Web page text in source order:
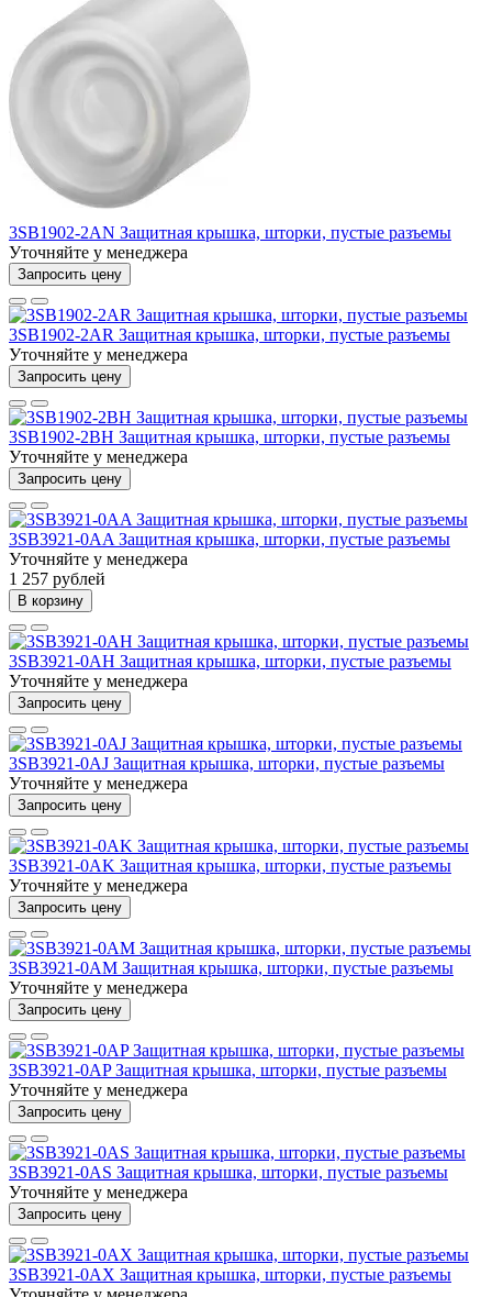
3SB1902-2AN Защитная крышка, шторки, пустые разъемы
Уточняйте у менеджера
Запросить цену
3SB1902-2AR Защитная крышка, шторки, пустые разъемы
Уточняйте у менеджера
Запросить цену
3SB1902-2BH Защитная крышка, шторки, пустые разъемы
Уточняйте у менеджера
Запросить цену
3SB3921-0AA Защитная крышка, шторки, пустые разъемы
Уточняйте у менеджера
1 257 рублей
В корзину
3SB3921-0AH Защитная крышка, шторки, пустые разъемы
Уточняйте у менеджера
Запросить цену
3SB3921-0AJ Защитная крышка, шторки, пустые разъемы
Уточняйте у менеджера
Запросить цену
3SB3921-0AK Защитная крышка, шторки, пустые разъемы
Уточняйте у менеджера
Запросить цену
3SB3921-0AM Защитная крышка, шторки, пустые разъемы
Уточняйте у менеджера
Запросить цену
3SB3921-0AP Защитная крышка, шторки, пустые разъемы
Уточняйте у менеджера
Запросить цену
3SB3921-0AS Защитная крышка, шторки, пустые разъемы
Уточняйте у менеджера
Запросить цену
3SB3921-0AX Защитная крышка, шторки, пустые разъемы